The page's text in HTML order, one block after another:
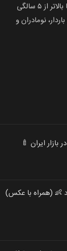
لیست كامل سیسمونی و اسباب‌بازی از دوره بارداری تا بالاتر از ۵ سالگی
نومادران و
ایران 🍼
👶 (همراه با عکس)